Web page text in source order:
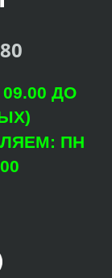
ДО
ПН